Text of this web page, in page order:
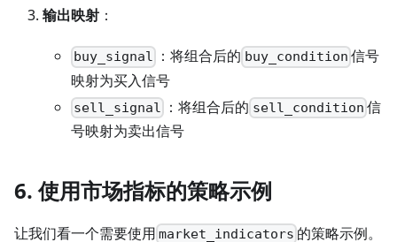
输出映射 ：
buy_signal ：将组合后的 buy_condition 信号
映射为买入信号
sell_signal ：将组合后的 sell_condition 信
号映射为卖出信号
6. 使用市场指标的策略示例
让我们看一个需要使用 market_indicators 的策略示例。